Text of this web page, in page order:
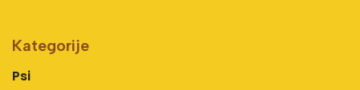
Kategorije
Psi